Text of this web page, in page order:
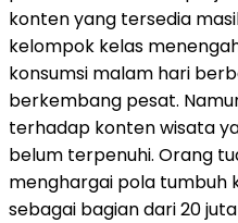
konten yang tersedia
kelompok kelas
konsumsi malam hari
berkembang pesat.
terhadap konten wisata
belum terpenuhi. Orang
menghargai pola tumbuh
sebagai bagian dari 20